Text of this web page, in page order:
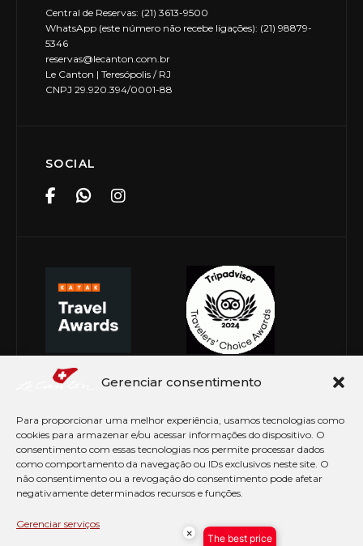
Gerenciar consentimento
Para proporcionar uma melhor experiência, usamos tecnologias como
cookies para armazenar e/ou acessar informações do dispositivo. O
consentimento com essas tecnologias nos permite processar dados
como comportamento da navegação ou IDs exclusivos neste site. O
não consentimento ou a revogação do consentimento pode afetar
negativamente determinados recursos e funções.
Gerenciar serviços
Central de Reservas: (21) 3613-9500
WhatsApp (este número não recebe ligações): (21) 98879-
5346
reservas@lecanton.com.br
Le Canton | Teresópolis / RJ
CNPJ 29.920.394/0001-88
SOCIAL
© Copyright 2026 Le Canton. Todos os direitos
× The best price